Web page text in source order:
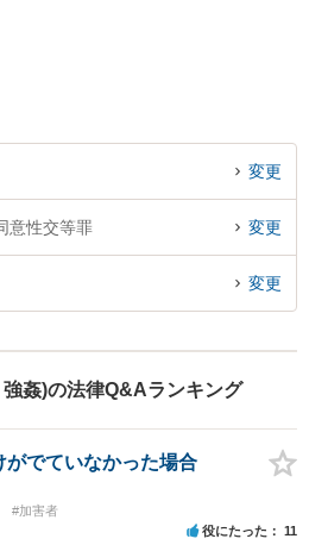
変更
意性交等罪 変更
変更
姦)の法律Q&Aランキング
がでていなかった場合
#加害者
役にたった 11